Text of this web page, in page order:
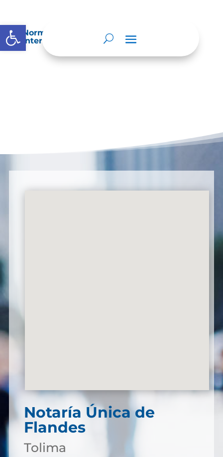
Abrir barra de herramientas
Normatividad especial que les aplique de
interés.
Notaría Única de
Flandes
Tolima